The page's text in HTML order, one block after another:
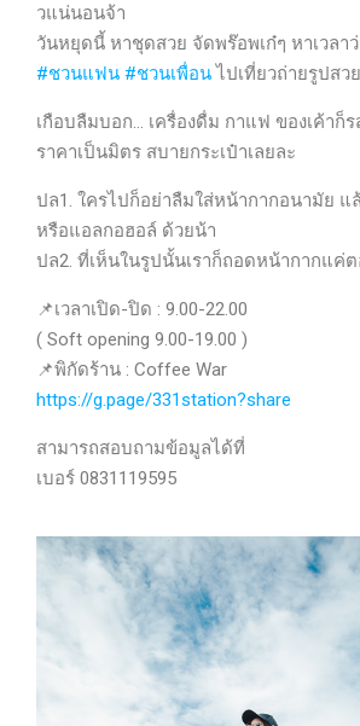
วแน่นอนจ้า
วันหยุดนี้ หาชุดสวย จัดพร๊อพเก๋ๆ หาเวลาว่
#ชวนแฟน #ชวนเพื่อนไปเที่ยวถ่ายรูปสว
เกือบลืมบอก… เครื่องดื่ม กาแฟ ของเค้าก็ร
ราคาเป็นมิตร สบายกระเป๋าเลยละ
ปล1. ใครไปก็อย่าลืมใส่หน้ากากอนามัย แ
หรือแอลกอฮอล์ ด้วยน้า
ปล2. ที่เห็นในรูปนั้นเราก็ถอดหน้ากากแค่
📌เวลาเปิด-ปิด : 9.00-22.00
( Soft opening 9.00-19.00 )
📌พิกัดร้าน : Coffee War
https://g.page/331station?share
สามารถสอบถามข้อมูลได้ที่
เบอร์ 0831119595